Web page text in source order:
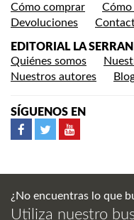
Cómo comprar
Cómo
Devoluciones
EDITORIAL LA
Quiénes somos
Nuestros autores
SÍGUENOS EN
¿No encuentras lo que
Utiliza nuestro